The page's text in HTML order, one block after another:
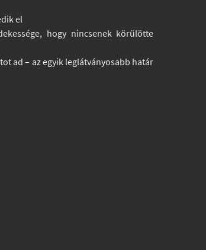
el
hogy nincsenek körülötte
ad – az egyik leglátványosabb határ